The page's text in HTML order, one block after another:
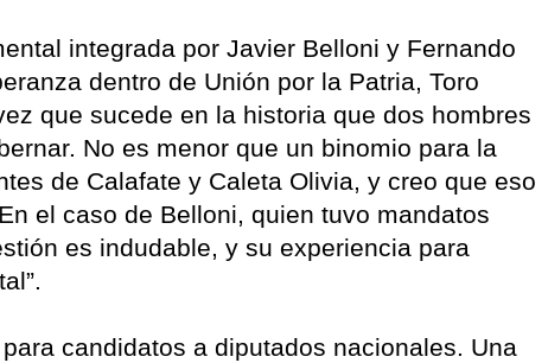
integrada por Javier Belloni y Fernando
dentro de Unión por la Patria, Toro
que sucede en la historia que dos hombres
No es menor que un binomio para la
de Calafate y Caleta Olivia, y creo que eso
el caso de Belloni, quien tuvo mandatos
es indudable, y su experiencia para
candidatos a diputados nacionales. Una